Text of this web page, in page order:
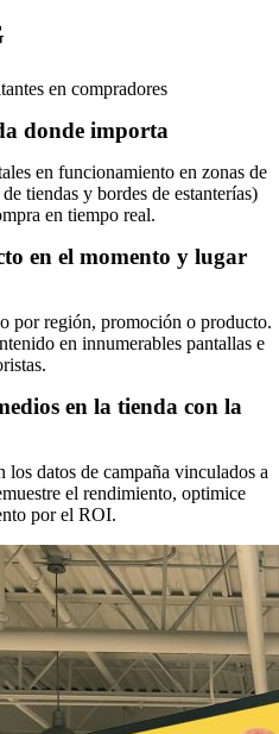
en compradores
donde importa
en funcionamiento en zonas de
tiendas y bordes de estanterías)
en tiempo real.
en el momento y lugar
por región, promoción o producto.
en innumerables pantallas e
en la tienda con la
los datos de campaña vinculados a
el rendimiento, optimice
por el ROI.